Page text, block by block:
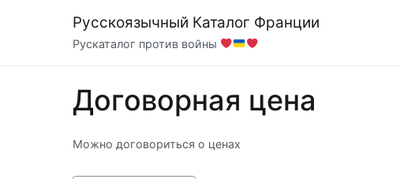
содержимому
Русскоязычный Каталог Франции
Рускаталог против войны
Договорная цена
Можно договориться о ценах